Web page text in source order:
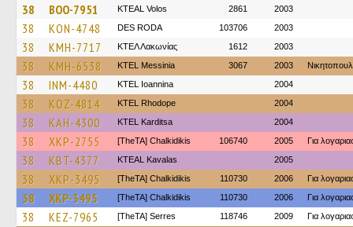
38 BOO-7951 KTEAL Volos 2861 2003
38 KON-4748 DES RODA 103706 2003
38 KMH-7717 ΚΤΕΛ Λακωνίας 1612 2003
38 KMH-6538 KTEL Messinia 3067 2003
38 INM-4480 KTEL Ioannina 2004
38 KOZ-4814 KTEL Rhodope 2004
38 KAH-4300 ΚΤΕL Karditsa 2004
38 XKP-2755 [TheTA] Chalkidikis 106740 2005 Για
38 KBT-4377 KTEAL Kavalas 2005
38 XKP-3495 [TheTA] Chalkidikis 110730 2006 Για
38 XKP-3495 [TheTA] Chalkidikis 110730 2006 Για
38 KEZ-7965 [TheTA] Serres 118746 2009 Για